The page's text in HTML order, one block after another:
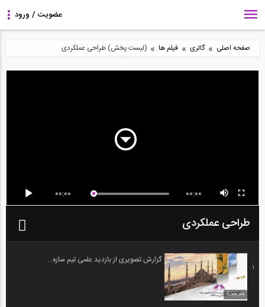
صفحه اصلی » گالری » فیلم ها » (لیست پخش) طراحی عملکردی
00:00 00:00
طراحی عملکردی
1
1:00:00
گزارش تصویری از بازدید علمی تیم سازه...